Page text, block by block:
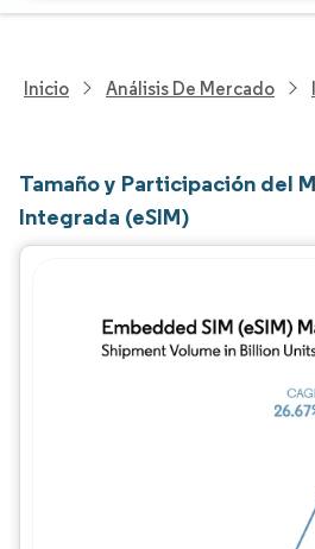
Inicio Análisis De Mercado
Tamaño y Participación del
Integrada (eSIM)